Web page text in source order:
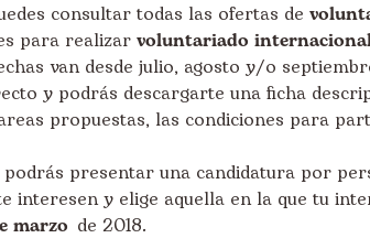
consultar todas las ofertas de
para realizar voluntariado
van desde julio, agosto y/o
y podrás descargarte una ficha
propuestas, las condiciones para
podrás presentar una candidatura por
interesen y elige aquella en la que tu
marzo de 2018.